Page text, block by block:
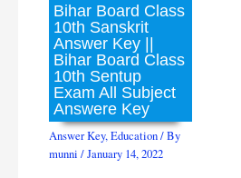
Bihar Board Class
10th Sanskrit
Answer Key ||
Bihar Board Class
10th Sentup
Exam All Subject
Answere Key
Answer Key,Education/ By
munni/January 14, 2022